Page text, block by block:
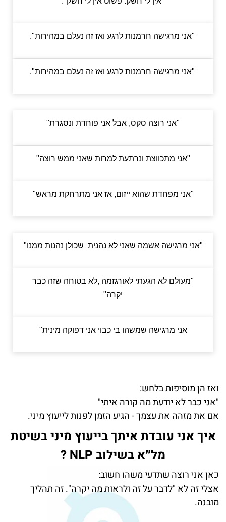
"אני מרגישה חרמנות לרגע ואז זה נעלם במהירות".
"אני מרגישה חרמנות לרגע ואז זה נעלם במהירות".
"אני רוצה סקס, אבל אני פוחדת ונסגרת"
"אני מתכווצת ונרתעת למרות שאני ממש רוצה"
"אני מפחדת שהוא ייזום, אז אני מתרחקת מראש"
"אני מרגישה אשמה שאני לא נהנית שכולן נהנות ממנו"
"מעולם לא הגעתי לאורגזמה ,לא בטוחה שזה כבר
יקרה"
אני מרגישה שמשהו בי כבוי אני דפוקה מינית"
ואז הן מוסיפות בלחש:
"אני כבר לא יודעת מה קורה איתי"
אם את מזהה את עצמך - הגיע הזמן לפנות לייעוץ מיני.
איך אני עובדת איתך בייעוץ מיני בשיטת
מל״א בשילוב NLP
?
כאן אני רוצה שתדעי משהו חשוב:
אצלי זה לא "לדבר על זה ולראות מה יקרה". זה תהליך
מובנה.